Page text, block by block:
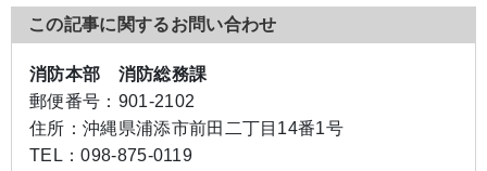
この記事に関するお問い合わせ
消防本部 消防総務課
郵便番号： 901-2102
住所： 沖縄県浦添市前田二丁目14番1号
TEL：098-875-0119